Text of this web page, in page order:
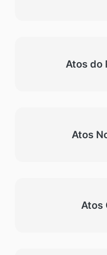
Atos do
Atos
Atos